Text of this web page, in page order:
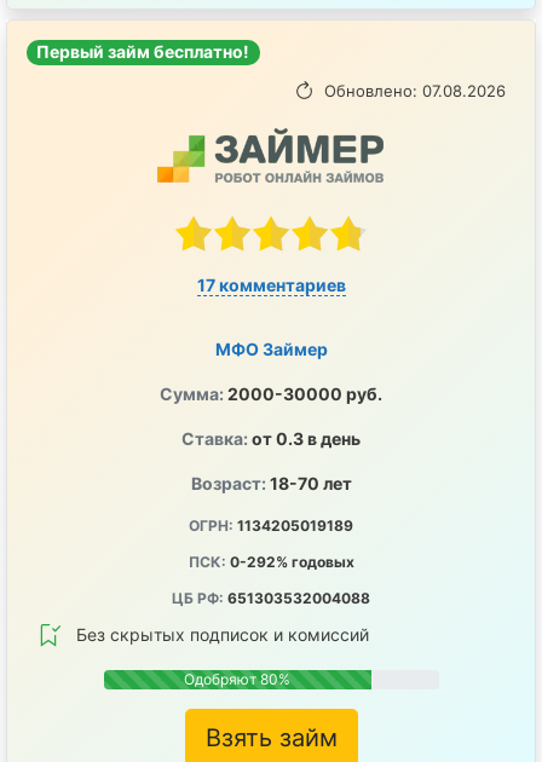
Первый займ бесплатно!
Обновлено: 07.08.2026
17 комментариев
МФО Займер
Сумма: 2000-30000 руб.
Ставка: от 0.3 в день
Возраст: 18-70 лет
ОГРН: 1134205019189
ПСК: 0-292% годовых
ЦБ РФ: 651303532004088
Без скрытых подписок и комиссий
Одобряют 80%
Взять займ